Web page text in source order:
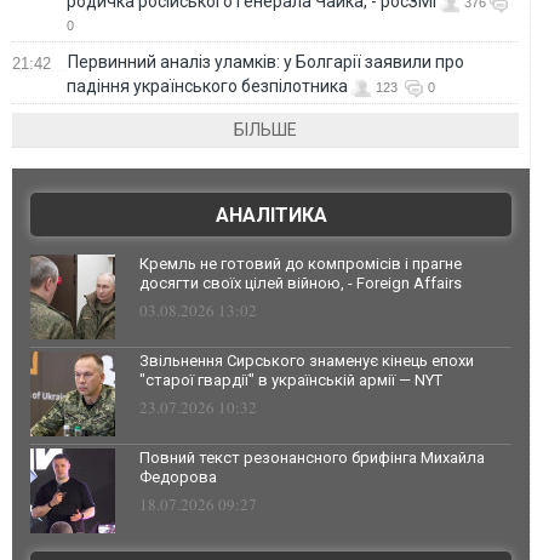
0
21:42
Первинний аналіз уламків: у Болгарії заявили про
падіння українського безпілотника
123 0
БІЛЬШЕ
АНАЛІТИКА
Кремль не готовий до компромісів і прагне
досягти своїх цілей війною, - Foreign Affairs
03.08.2026 13:02
Звільнення Сирського знаменує кінець епохи
"старої гвардії" в українській армії — NYT
23.07.2026 10:32
Повний текст резонансного брифінга Михайла
Федорова
18.07.2026 09:27